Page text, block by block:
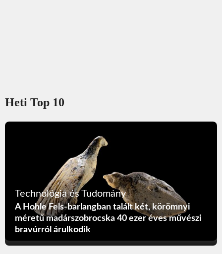
Heti Top 10
Technológia és Tudomány
A Hohle Fels-barlangban talált két, körömnyi
méretű madárszobrocska 40 ezer éves művészi
bravúrról árulkodik